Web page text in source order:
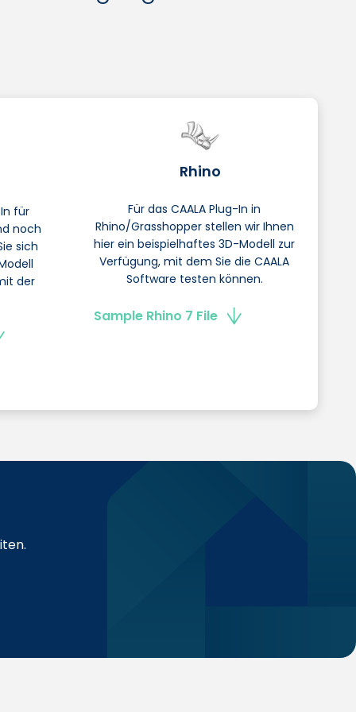
für
noch
sich
der
Rhino
Für das CAALA Plug-In in
Rhino/Grasshopper stellen wir Ihnen
hier ein beispielhaftes 3D-Modell zur
Verfügung, mit dem Sie die CAALA
Software testen können.
Sample Rhino​ 7 File